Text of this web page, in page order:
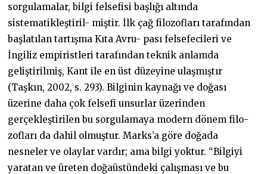
sorgulamalar, bilgi felsefisi başlığı altında
sistematikleştiril- miştir. İlk çağ filozofları tarafından
başlatılan tartışma Kıta Avru- pası felsefecileri ve
İngiliz empiristleri tarafından teknik anlamda
geliştirilmiş, Kant ile en üst düzeyine ulaşmıştır
(Taşkın, 2002, s. 293). Bilginin kaynağı ve doğası
üzerine daha çok felsefi unsurlar üzerinden
gerçekleştirilen bu sorgulamaya modern dönem filo-
zofları da dahil olmuştur. Marks’a göre doğada
nesneler ve olaylar vardır; ama bilgi yoktur. “Bilgiyi
yaratan ve üreten doğaüstündeki çalışması ve bu